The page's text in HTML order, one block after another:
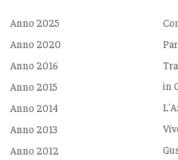
Anno 2025
Anno 2020
Anno 2016
Anno 2015
Anno 2014
Anno 2013
Anno 2012
in